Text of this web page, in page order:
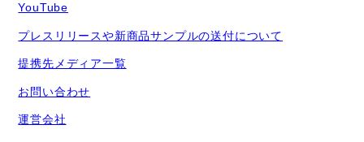
YouTube
プレスリリースや新商品サンプルの送付について
提携先メディア一覧
お問い合わせ
運営会社